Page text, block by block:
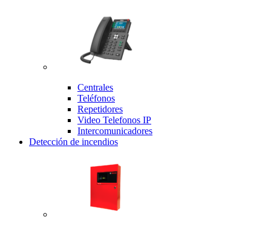
Centrales
Teléfonos
Repetidores
Video Telefonos IP
Intercomunicadores
Detección de incendios